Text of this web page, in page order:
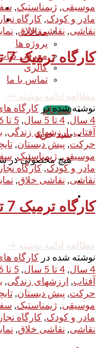
مقالات
پروژه ها
معرفی
گالری
تماس با ما
ثبت نام
سبد خرید
هیچ محصولی در
موسیقی, ژیمناستیک,
مادر و کودک, کارگاه
نقاشی, نقاشی خلاق,
کارگاه ترمیک 7 تا 12سال شطرنج
مطالعه ادامه نوشته →
نوشته شده در کارگاه
4 سال
, 4 تا 5 سال , 5 تا 6 سال
آفتاب,ارزشهای زندگی,
حرکت, پیش دبستان,
موسیقی, ژیمناستیک,
مادر و کودک, کارگاه
نقاشی, نقاشی خلاق,
کارگاه ترمیک 7 تا 12سال سفال
مطالعه ادامه نوشته →
نوشته شده در کارگاه
4 سال
, 4 تا 5 سال , 5 تا 6 سال
آفتاب, ارزشهای زندگی,
حرکت, پیش دبستان,
موسیقی, ژیمناستیک,
مادر و کودک, کارگاه
نقاشی, نقاشی خلاق,